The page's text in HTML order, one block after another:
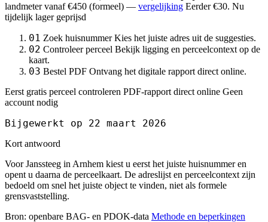
landmetervanaf €450 (formeel) — vergelijking Eerder €30. Nu
tijdelijk lager geprijsd
01 Zoek huisnummer Kies het juiste adres uit de suggesties.
02 Controleer perceel Bekijk ligging en perceelcontext op de
kaart.
03 Bestel PDF Ontvang het digitale rapport direct online.
Eerst gratis perceel controleren PDF-rapport direct online Geen
account nodig
Bijgewerkt op 22 maart 2026
Kort antwoord
Voor Janssteeg in Arnhem kiest u eerst het juiste huisnummer en
opent u daarna de perceelkaart. De adreslijst en perceelcontext zijn
bedoeld om snel het juiste object te vinden, niet als formele
grensvaststelling.
Bron: openbare BAG- en PDOK-data Methode en beperkingen